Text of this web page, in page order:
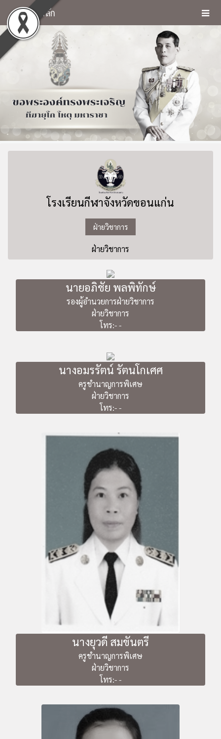
หน้าหลัก
โรงเรียนกีฬาจังหวัดขอนแก่น
ฝ่ายวิชาการ
ฝ่ายวิชาการ
นายอภิชัย พลพิทักษ์
รองผู้อำนวยการฝ่ายวิชาการ
ฝ่ายวิชาการ
โทร:- -
นางอมรรัตน์ รัตนโกเศศ
ครูชำนาญการพิเศษ
ฝ่ายวิชาการ
โทร:- -
นางยุวดี สมขันตรี
ครูชำนาญการพิเศษ
ฝ่ายวิชาการ
โทร:- -